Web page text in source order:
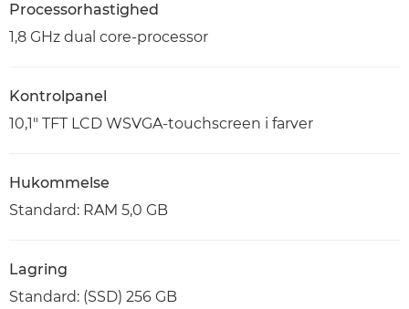
Processorhastighed
1,8 GHz dual core-processor
Kontrolpanel
10,1" TFT LCD WSVGA-touchscreen i farver
Hukommelse
Standard: RAM 5,0 GB
Lagring
Standard: (SSD) 256 GB